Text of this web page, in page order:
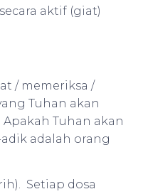
aktif (giat)
/ memeriksa /
Tuhan akan
Tuhan akan
adalah orang
Setiap dosa